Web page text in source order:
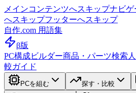
メインコンテンツへスキップナビゲ
へスキップフッターへスキップ
自作.com 用語集
β版
PC構成ビルダー商品・パーツ検索
較ガイド
PCを組む 探す・比較